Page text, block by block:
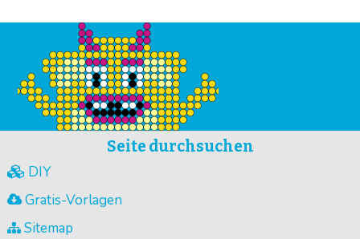
Seite durchsuchen
DIY
Gratis-Vorlagen
Sitemap